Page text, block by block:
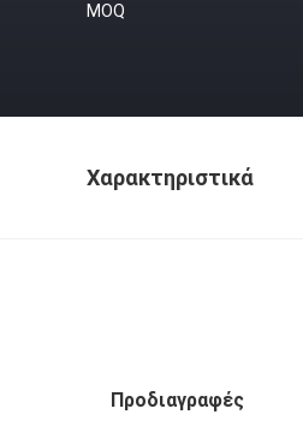
MOQ
Χαρακτηριστικά
Προδιαγραφές